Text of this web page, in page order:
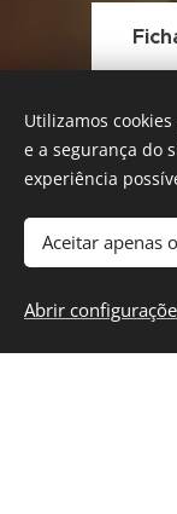
Utilizamos
e a segurança do
experiência
Aceitar apenas
Abrir